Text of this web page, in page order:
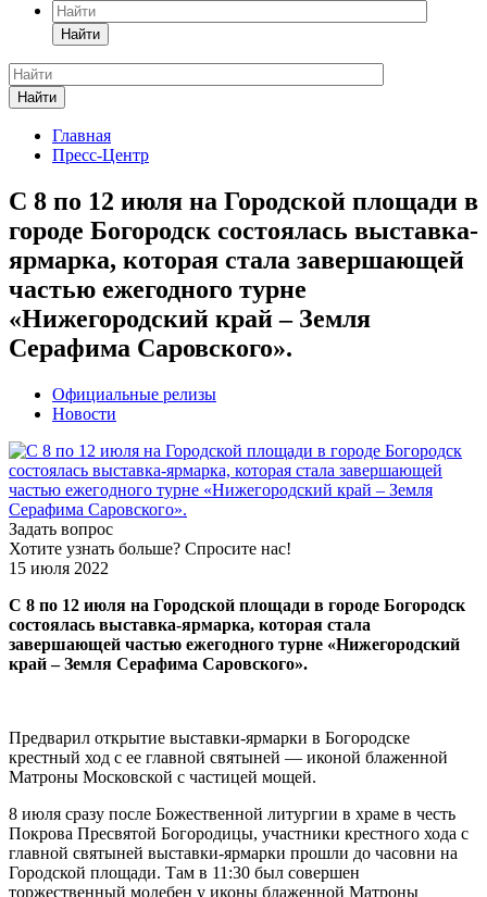
Найти
Найти
Главная
Пресс-Центр
С 8 по 12 июля на Городской площади в
городе Богородск состоялась выставка-
ярмарка, которая стала завершающей
частью ежегодного турне
«Нижегородский край – Земля
Серафима Саровского».
Официальные релизы
Новости
Задать вопрос
Хотите узнать больше? Спросите нас!
15 июля 2022
С 8 по 12 июля на Городской площади в городе Богородск
состоялась выставка-ярмарка, которая стала
завершающей частью ежегодного турне «Нижегородский
край – Земля Серафима Саровского».
Предварил открытие выставки-ярмарки в Богородске
крестный ход с ее главной святыней — иконой блаженной
Матроны Московской с частицей мощей.
8 июля сразу после Божественной литургии в храме в честь
Покрова Пресвятой Богородицы, участники крестного хода с
главной святыней выставки-ярмарки прошли до часовни на
Городской площади. Там в 11:30 был совершен
торжественный молебен у иконы блаженной Матроны